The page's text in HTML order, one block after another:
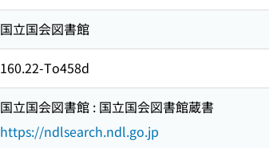
国立国会図書館
160.22-To458d
国立国会図書館 : 国立国会図書館蔵書
https://ndlsearch.ndl.go.jp